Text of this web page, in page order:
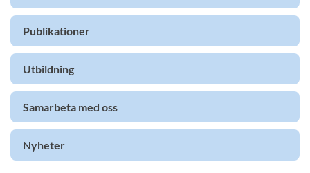
Publikationer
Utbildning
Samarbeta med oss
Nyheter